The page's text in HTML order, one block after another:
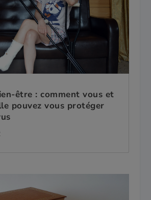
être : comment vous et
pouvez vous protéger